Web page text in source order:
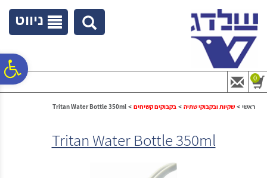
נגישות
ניווט
0
ראשי > שקיות ובקבוקי שתיה > בקבוקים קשיחים >
Tritan Water Bottle 350ml
Tritan Water Bottle 350ml